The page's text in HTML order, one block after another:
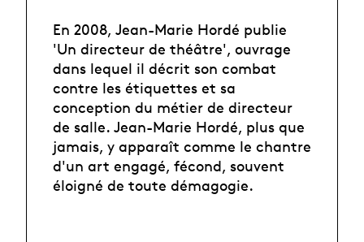
En 2008, Jean-Marie Hordé publie
'Un directeur de théâtre', ouvrage
dans lequel il décrit son combat
contre les étiquettes et sa
conception du métier de directeur
de salle. Jean-Marie Hordé, plus que
jamais, y apparaît comme le chantre
d'un art engagé, fécond, souvent
éloigné de toute démagogie.